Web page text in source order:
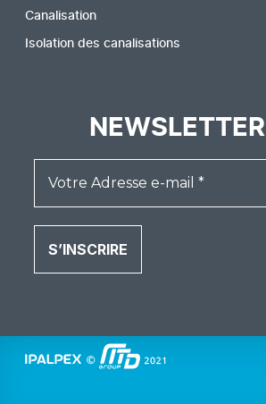
Canalisation
Isolation des canalisations
NEWSLETTER